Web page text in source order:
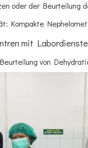
oder der Beurteilung
Kompakte
mit
von